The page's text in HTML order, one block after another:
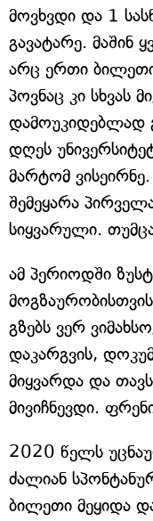
მოვხვდი და 1
გავატარე. მაშინ
არც ერთი
პოვნაც კი სხვას
დამოუკიდებლად
დღეს
მარტომ
შემეყარა
სიყვარული.
ამ პერიოდში
გზებს ვერ
დაკარგვის,
მიყვარდა და
მივიჩნევდი.
2020 წელს
ძალიან
ბილეთი მეყიდა